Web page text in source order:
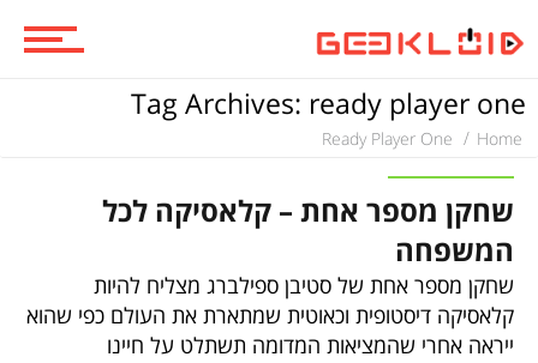
ביקורות סרטים
משחקים
Tag Archives: ready player one
Home
Ready Player One
שחקן מספר אחת – קלאסיקה לכל
המשפחה
שחקן מספר אחת של סטיבן ספילברג מצליח להיות
קלאסיקה דיסטופית וכאוטית שמתארת את העולם כפי שהוא
ייראה אחרי שהמציאות המדומה תשתלט על חיינו